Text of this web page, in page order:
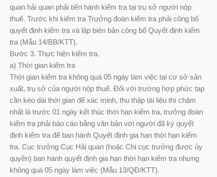
quan hải quan phải tiến hành kiểm tra tại trụ sở người nộp
thuế. Trước khi kiểm tra Trưởng đoàn kiểm tra phải công bố
quyết định kiểm tra và lập biên bản công bố Quyết định kiểm
tra (Mẫu 14/BB/KTT).
Bước 3. Thực hiện kiểm tra.
a) Thời gian kiểm tra
Thời gian kiểm tra không quá 05 ngày làm việc tại cơ sở sản
xuất, trụ sở của người nộp thuế. Đối với trường hợp phức tạp
cần kéo dài thời gian để xác minh, thu thập tài liệu thì chậm
nhất là trước 01 ngày kết thúc thời hạn kiểm tra, trưởng đoàn
kiểm tra phải báo cáo bằng văn bản với người đã ký quyết
định kiểm tra để ban hành Quyết định gia hạn thời hạn kiểm
tra. Cục trưởng Cục Hải quan (hoặc Chi cục trưởng được ủy
quyền) ban hành quyết định gia hạn thời hạn kiểm tra nhưng
không quá 05 ngày làm việc (Mẫu 13/QĐ/KTT).